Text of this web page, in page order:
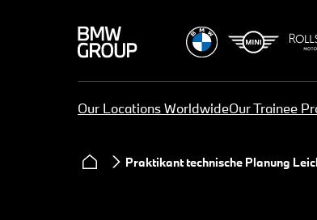
Our Locations WorldwideOur Trainee
Praktikant technische Planung